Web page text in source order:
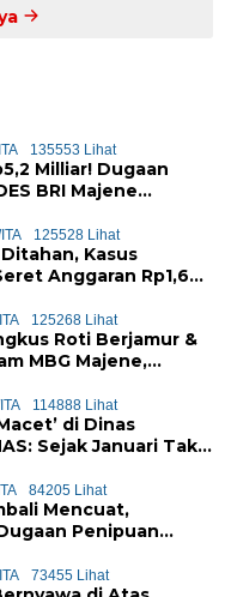
135553 Lihat
Milliar! Dugaan
BRI Majene
125528 Lihat
Kasus
Anggaran Rp1,6
125268 Lihat
Roti Berjamur &
MBG Majene,
114888 Lihat
di Dinas
Sejak Januari Tak
84205 Lihat
Mencuat,
Penipuan
73455 Lihat